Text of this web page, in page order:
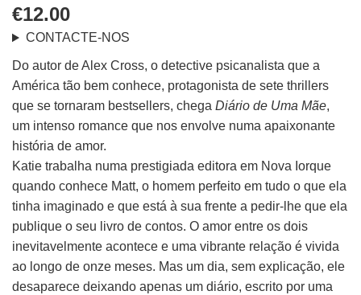
€12.00
CONTACTE-NOS
Do autor de Alex Cross, o detective psicanalista que a
América tão bem conhece, protagonista de sete thrillers
que se tornaram bestsellers, chega Diário de Uma Mãe,
um intenso romance que nos envolve numa apaixonante
história de amor.
Katie trabalha numa prestigiada editora em Nova Iorque
quando conhece Matt, o homem perfeito em tudo o que ela
tinha imaginado e que está à sua frente a pedir-lhe que ela
publique o seu livro de contos. O amor entre os dois
inevitavelmente acontece e uma vibrante relação é vivida
ao longo de onze meses. Mas um dia, sem explicação, ele
desaparece deixando apenas um diário, escrito por uma